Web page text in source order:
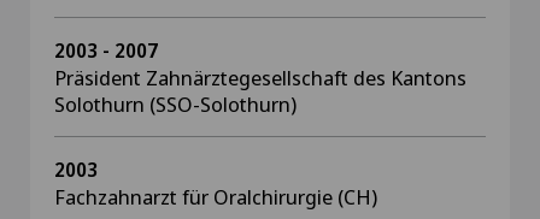
2003 - 2007
Präsident Zahnärztegesellschaft des Kantons
Solothurn (SSO-Solothurn)
2003
Fachzahnarzt für Oralchirurgie (CH)